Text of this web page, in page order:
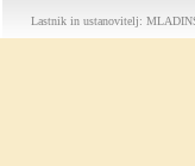
Lastnik in ustanovitelj: